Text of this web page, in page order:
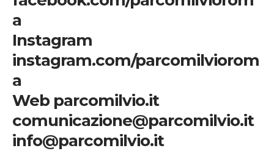
a
Instagram
instagram.com/parcomilviorom
a
Web parcomilvio.it
comunicazione@parcomilvio.it
info@parcomilvio.it